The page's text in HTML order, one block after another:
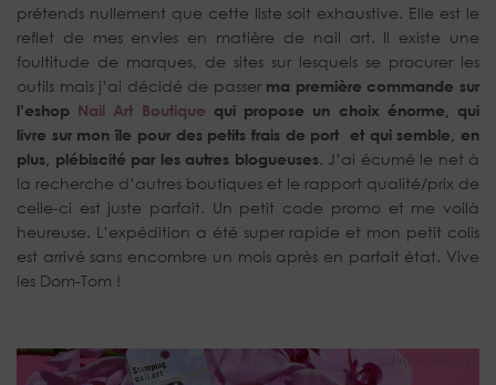
prétends nullement que cette liste soit exhaustive. Elle est le
reflet de mes envies en matière de nail art. Il existe une
foultitude de marques, de sites sur lesquels se procurer les
outils mais j’ai décidé de passer ma première commande sur
l’eshop Nail Art Boutique qui propose un choix énorme, qui
livre sur mon île pour des petits frais de port et qui semble, en
plus, plébiscité par les autres blogueuses. J’ai écumé le net à
la recherche d’autres boutiques et le rapport qualité/prix de
celle-ci est juste parfait. Un petit code promo et me voilà
heureuse. L’expédition a été super rapide et mon petit colis
est arrivé sans encombre un mois après en parfait état. Vive
les Dom-Tom !